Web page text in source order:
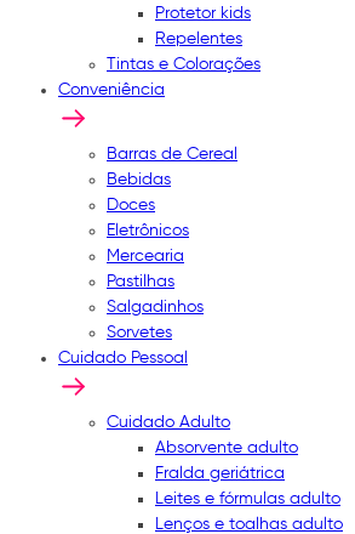
Protetor kids
Repelentes
Tintas e Colorações
Conveniência
Barras de Cereal
Bebidas
Doces
Eletrônicos
Mercearia
Pastilhas
Salgadinhos
Sorvetes
Cuidado Pessoal
Cuidado Adulto
Absorvente adulto
Fralda geriátrica
Leites e fórmulas adulto
Lenços e toalhas adulto